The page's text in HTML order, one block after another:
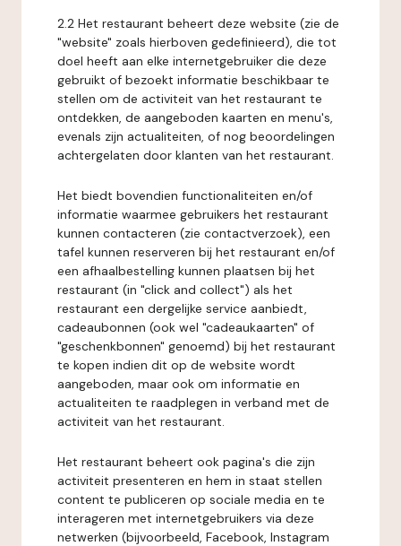
2.2 Het restaurant beheert deze website (zie de
"website" zoals hierboven gedefinieerd), die tot
doel heeft aan elke internetgebruiker die deze
gebruikt of bezoekt informatie beschikbaar te
stellen om de activiteit van het restaurant te
ontdekken, de aangeboden kaarten en menu's,
evenals zijn actualiteiten, of nog beoordelingen
achtergelaten door klanten van het restaurant.
Het biedt bovendien functionaliteiten en/of
informatie waarmee gebruikers het restaurant
kunnen contacteren (zie contactverzoek), een
tafel kunnen reserveren bij het restaurant en/of
een afhaalbestelling kunnen plaatsen bij het
restaurant (in "click and collect") als het
restaurant een dergelijke service aanbiedt,
cadeaubonnen (ook wel "cadeaukaarten" of
"geschenkbonnen" genoemd) bij het restaurant
te kopen indien dit op de website wordt
aangeboden, maar ook om informatie en
actualiteiten te raadplegen in verband met de
activiteit van het restaurant.
Het restaurant beheert ook pagina's die zijn
activiteit presenteren en hem in staat stellen
content te publiceren op sociale media en te
interageren met internetgebruikers via deze
netwerken (bijvoorbeeld, Facebook, Instagram